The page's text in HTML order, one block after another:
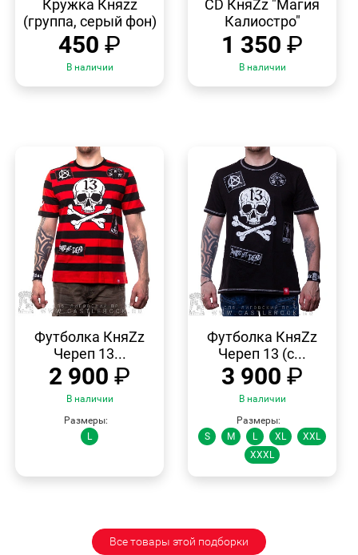
Кружка Княzz
(группа, серый фон)
450 ₽
В наличии
CD КняZz "Магия
Калиостро"
1 350 ₽
В наличии
ПРОСМОТР
Футболка КняZz
Череп 13...
2 900 ₽
В наличии
Размеры:
L
ПРОСМОТР
Футболка КняZz
Череп 13 (с...
3 900 ₽
В наличии
Размеры:
S
M L XL
XXL
XXXL
Все товары этой подборки